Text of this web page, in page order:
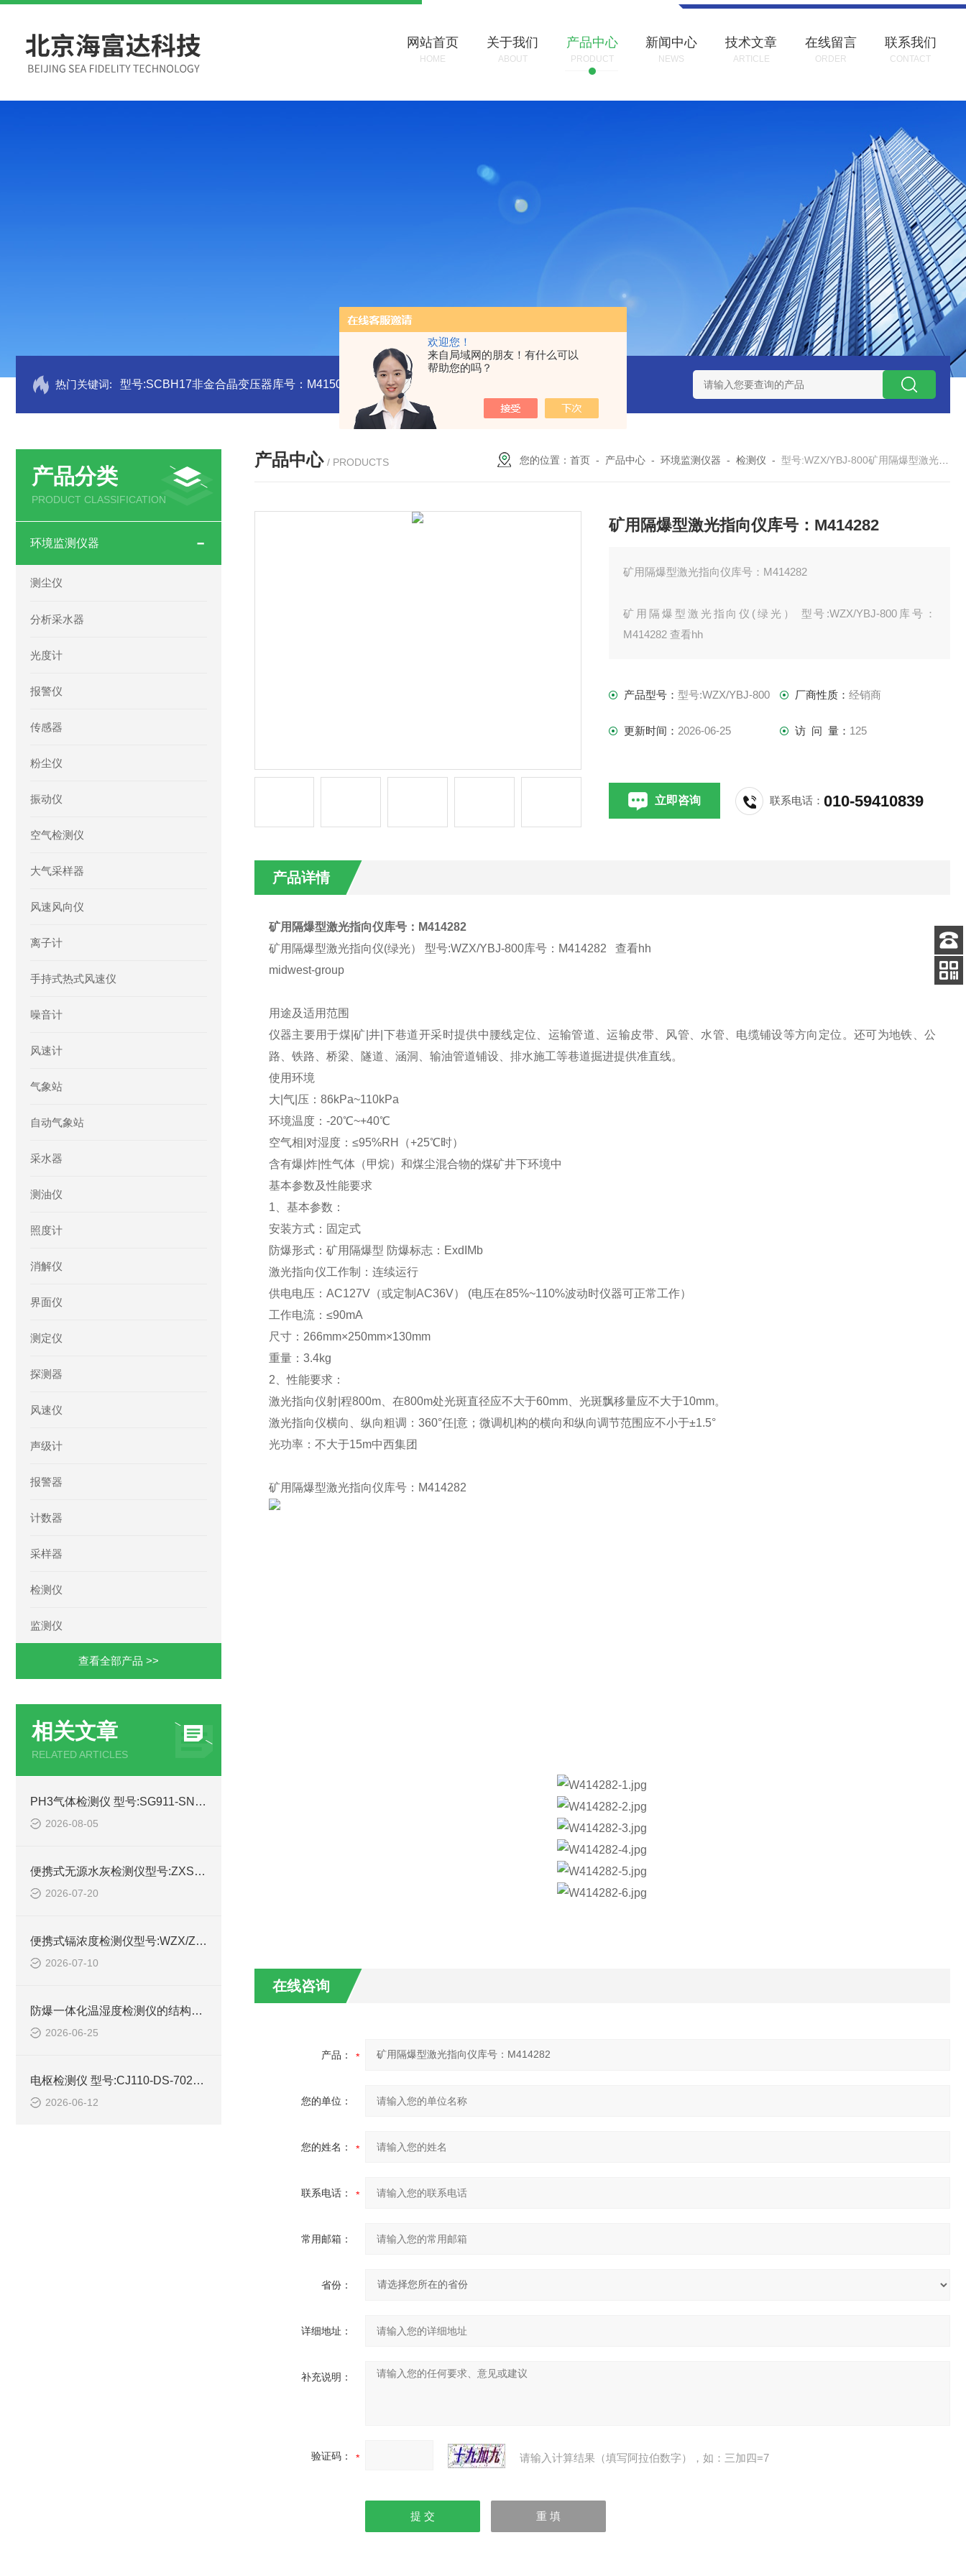
欢迎您！
来自局域网的朋友！有什么可以
帮助您的吗？
网站首页
HOME
关于我们
ABOUT
产品中心
PRODUCT
新闻中心
NEWS
技术文章
ARTICLE
在线留言
ORDER
联系我们
CONTACT
热门关键词: 型号:SCBH17非金合晶变压器库号：M415011 型号:HX03-CHI650F电化学分析仪/工作站库号：M415012 型号:ZXEFQ/3*20不锈钢槽式二分器/缩分器库号：
产品分类
PRODUCT CLASSIFICATION
环境监测仪器
测尘仪
分析采水器
光度计
报警仪
传感器
粉尘仪
振动仪
空气检测仪
大气采样器
风速风向仪
离子计
手持式热式风速仪
噪音计
风速计
气象站
自动气象站
采水器
测油仪
照度计
消解仪
界面仪
测定仪
探测器
风速仪
声级计
报警器
计数器
采样器
检测仪
监测仪
查看全部产品 >>
相关文章
RELATED ARTICLES
PH3气体检测仪 型号:SG911-SNG350-PH3的产品特点及介绍
2026-08-05
便携式无源水灰检测仪型号:ZXSHY-3000WY库号：M414645的技术指标
2026-07-20
便携式镉浓度检测仪型号:WZX/ZXGND-5B库号：M414596的技术介绍
2026-07-10
防爆一体化温湿度检测仪的结构设计
2026-06-25
电枢检测仪 型号:CJ110-DS-702C库号：M362996的简单介绍
2026-06-12
产品中心 / PRODUCTS 您的位置：首页 - 产品中心 -环境监测仪器 -检测仪 -型号:WZX/YBJ-800矿用隔爆型激光指向仪库号：M414282
矿用隔爆型激光指向仪库号：M414282
矿用隔爆型激光指向仪库号：M414282
矿用隔爆型激光指向仪(绿光） 型号:WZX/YBJ-800库号：
M414282 查看hh
仪器主要用于煤|矿|井|下巷道开采时提供中腰线定位、运输管道、
运输皮带、风管、水管、电缆铺设等方向定位。还可为地铁、公
产品型号：型号:WZX/YBJ-800 厂商性质： 经销商
更新时间： 2026-06-25 访 问 量： 125
立即咨询 联系电话：010-59410839
产品详情
矿用隔爆型激光指向仪库号：M414282
矿用隔爆型激光指向仪(绿光） 型号:WZX/YBJ-800库号：M414282 查看hh
midwest-group
用途及适用范围
仪器主要用于煤|矿|井|下巷道开采时提供中腰线定位、运输管道、运输皮带、风管、水管、电缆铺设等方向定位。还可为地铁、公
路、铁路、桥梁、隧道、涵洞、输油管道铺设、排水施工等巷道掘进提供准直线。
使用环境
大|气|压：86kPa~110kPa
环境温度：-20℃~+40℃
空气相|对湿度：≤95%RH（+25℃时）
含有爆|炸|性气体（甲烷）和煤尘混合物的煤矿井下环境中
基本参数及性能要求
1、基本参数：
安装方式：固定式
防爆形式：矿用隔爆型 防爆标志：ExdIMb
激光指向仪工作制：连续运行
供电电压：AC127V（或定制AC36V） (电压在85%~110%波动时仪器可正常工作）
工作电流：≤90mA
尺寸：266mm×250mm×130mm
重量：3.4kg
2、性能要求：
激光指向仪射|程800m、在800m处光斑直径应不大于60mm、光斑飘移量应不大于10mm。
激光指向仪横向、纵向粗调：360°任|意；微调机|构的横向和纵向调节范围应不小于±1.5°
光功率：不大于15m中西集团
矿用隔爆型激光指向仪库号：M414282
在线咨询
产品：
您的单位：
您的姓名：
联系电话：
常用邮箱：
省份：
详细地址：
补充说明：
验证码： 请输入计算结果（填写阿拉伯数字），如：三加四=7
客服
电话